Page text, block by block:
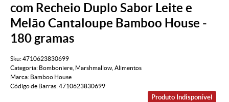
com Recheio Duplo Sabor Leite e
Melão Cantaloupe Bamboo House -
180 gramas
Sku:4710623830699
Categoria: Bomboniere Marshmallow Alimentos
Marca: Bamboo House
Código de Barras:4710623830699
Produto Indisponível